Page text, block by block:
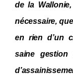
de la
nécessaire,
en rien d’un
saine gestion